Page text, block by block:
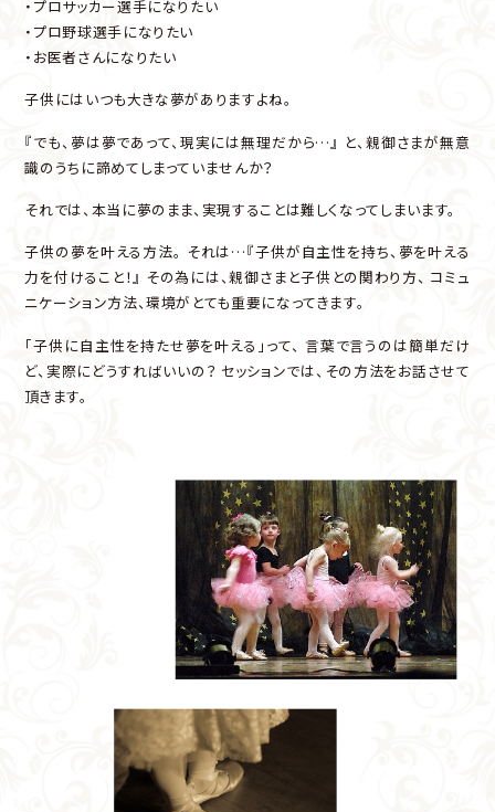
・プロサッカー選手になりたい
・プロ野球選手になりたい
・お医者さんになりたい
子供にはいつも大きな夢がありますよね。
『でも、夢は夢であって、現実には無理だから…』 と、親御さまが無意
識のうちに諦めてしまっていませんか？
それでは、本当に夢のまま、実現することは難しくなってしまいます。
子供の夢を叶える方法。 それは…『子供が自主性を持ち、夢を叶える
力を付けること！』 その為には、親御さまと子供との関わり方、 コミュ
ニケーション方法、環境がとても重要になってきます。
「子供に自主性を持たせ夢を叶える」って、 言葉で言うのは簡単だけ
ど、実際にどうすればいいの？ セッションでは、その方法をお話させて
頂きます。